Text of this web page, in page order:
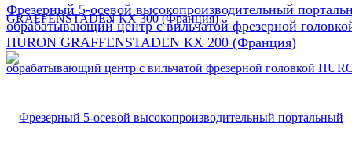
Фрезерный 5-осевой высокопроизводительный
обрабатывающий центр с вильчатой фрезерной
HURON GRAFFENSTADEN КX 200 (Франция)